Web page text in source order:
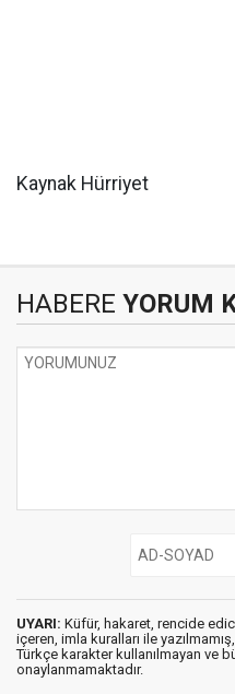
Kaynak Hürriyet
HABERE YORUM
UYARI: Küfür, hakaret, rencide
içeren, imla kuralları ile yazılmamış,
Türkçe karakter kullanılmayan ve
onaylanmamaktadır.